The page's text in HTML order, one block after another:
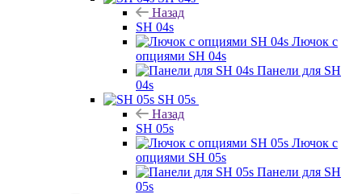
Назад
SH 04s
Лючок с
опциями SH 04s
Панели для SH
04s
SH 05s
Назад
SH 05s
Лючок с
опциями SH 05s
Панели для SH
05s